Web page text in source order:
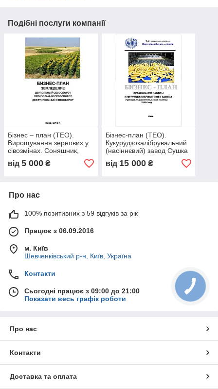
Подібні послуги компанії
Бізнес – план (ТЕО).
Вирощування зернових у
сівозмінах. Соняшник,
ріпак, буряк, кукурудза,
соя, пшениця.
від 5 000 ₴
Бізнес-план (ТЕО).
Кукурудзокалібрувальний
(насіннєвий) завод Сушка
очищення калібрування
протруювання насіння
від 15 000₴
Про нас
100% позитивних з 59 відгуків за рік
Працює з 06.09.2016
м. Київ
Шевченківський р-н, Київ, Україна
Контакти
Сьогодні працює з 09:00 до 21:00
Показати весь графік роботи
Про нас
Контакти
Доставка та оплата